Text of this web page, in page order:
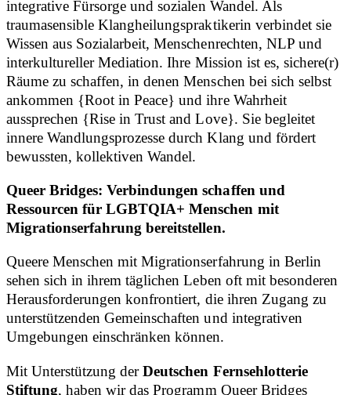
integrative Fürsorge und sozialen Wandel. Als
traumasensible Klangheilungspraktikerin verbindet sie
Wissen aus Sozialarbeit, Menschenrechten, NLP und
interkultureller Mediation. Ihre Mission ist es, sichere(r)
Räume zu schaffen, in denen Menschen bei sich selbst
ankommen {Root in Peace} und ihre Wahrheit
aussprechen {Rise in Trust and Love}. Sie begleitet
innere Wandlungsprozesse durch Klang und fördert
bewussten, kollektiven Wandel.
Queer Bridges: Verbindungen schaffen und
Ressourcen für LGBTQIA+ Menschen mit
Migrationserfahrung bereitstellen.
Queere Menschen mit Migrationserfahrung in Berlin
sehen sich in ihrem täglichen Leben oft mit besonderen
Herausforderungen konfrontiert, die ihren Zugang zu
unterstützenden Gemeinschaften und integrativen
Umgebungen einschränken können.
Mit Unterstützung derDeutschen Fernsehlotterie
Stiftung, haben wir das Programm Queer Bridges